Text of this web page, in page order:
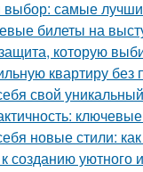
выбор: самые
билеты на
которую
квартиру
свой
новые стили:
созданию уютного